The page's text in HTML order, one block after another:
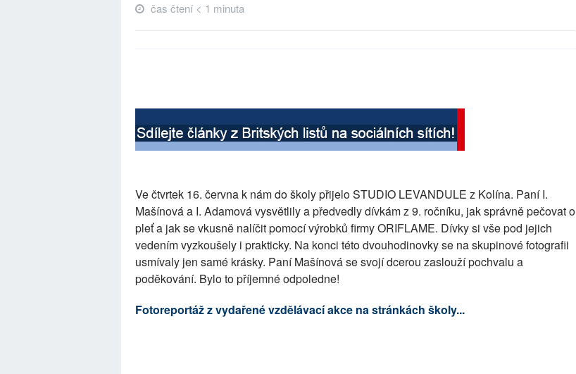
čas čtení < 1 minuta
Ve čtvrtek 16. června k nám do školy přijelo STUDIO LEVANDULE z Kolína. Paní I.
Mašínová a I. Adamová vysvětlily a předvedly dívkám z 9. ročníku, jak správně pečovat o
pleť a jak se vkusně nalíčit pomocí výrobků firmy ORIFLAME. Dívky si vše pod jejich
vedením vyzkoušely i prakticky. Na konci této dvouhodinovky se na skupinové fotografii
usmívaly jen samé krásky. Paní Mašínová se svojí dcerou zaslouží pochvalu a
poděkování. Bylo to příjemné odpoledne!
Fotoreportáž z vydařené vzdělávací akce na stránkách školy...